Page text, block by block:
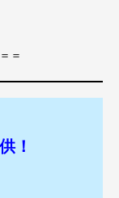
＝
！